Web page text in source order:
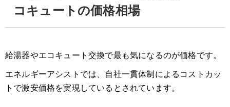
コキュートの価格相場
給湯器やエコキュート交換で最も気になるのが価格です。
エネルギーアシストでは、自社一貫体制によるコストカッ
トで激安価格を実現しているとされています。